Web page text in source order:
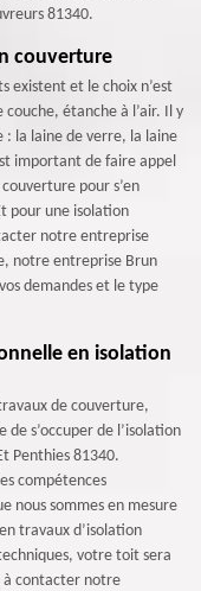
81340.
couverture
existent et le choix n’est
étanche à l’air. Il y
: la laine de verre, la laine
important de faire appel
pour s’en
pour une isolation
notre entreprise
notre entreprise Brun
demandes et le type
en isolation
de couverture,
s’occuper de l’isolation
Penthies 81340.
compétences
nous sommes en mesure
travaux d’isolation
votre toit sera
à contacter notre